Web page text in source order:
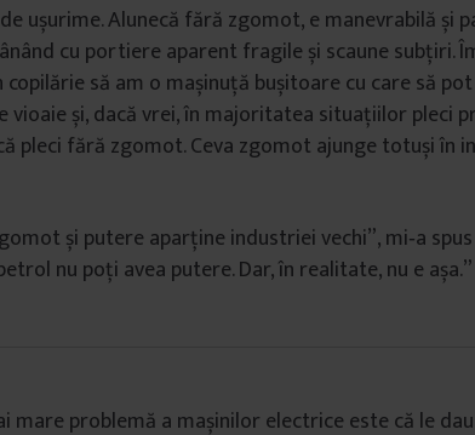
ușurime. Alunecă fără zgomot, e manevrabilă și
cu portiere aparent fragile și scaune subțiri.
să am o mașinuță bușitoare cu care să
vioaie și, dacă vrei, în majoritatea situațiilor pleci
pleci fără zgomot. Ceva zgomot ajunge totuși în
și putere aparține industriei vechi”, mi‑a
nu poți avea putere. Dar, în realitate, nu e așa.”
mare problemă a mașinilor electrice este că le